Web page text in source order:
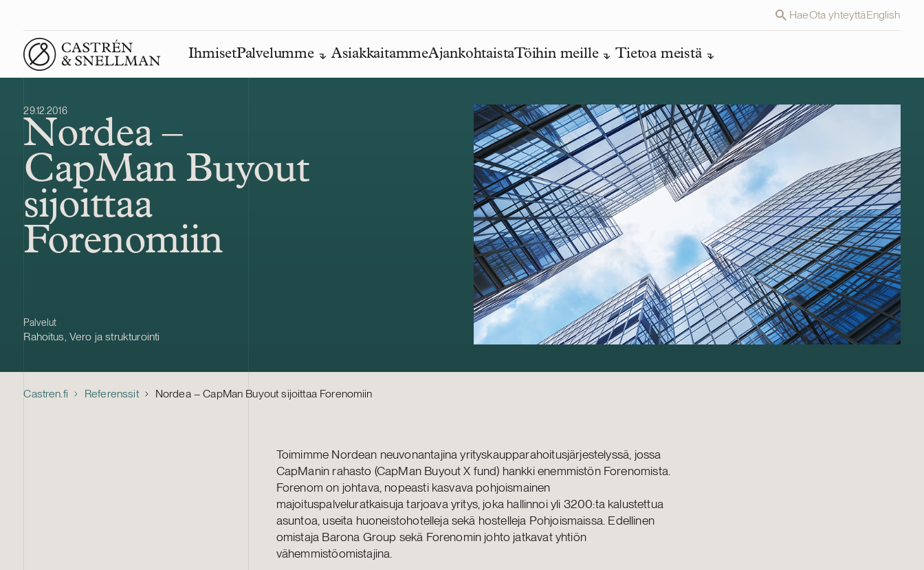
HaeOta yhteyttäEnglish
Front page
IhmisetPalvelumme AsiakkaitammeAjankohtaistaTöihin meille Tietoa meistä
29.12.2016
Nordea –
CapMan Buyout
sijoittaa
Forenomiin
Palvelut
Rahoitus, Vero ja strukturointi
Castren.fi Referenssit Nordea – CapMan Buyout sijoittaa Forenomiin
Toimimme Nordean neuvonantajina yrityskaupparahoitusjärjestelyssä, jossa
CapManin rahasto (CapMan Buyout X fund) hankki enemmistön Forenomista.
Forenom on johtava, nopeasti kasvava pohjoismainen
majoituspalveluratkaisuja tarjoava yritys, joka hallinnoi yli 3200:ta kalustettua
asuntoa, useita huoneistohotelleja sekä hostelleja Pohjoismaissa. Edellinen
omistaja Barona Group sekä Forenomin johto jatkavat yhtiön
vähemmistöomistajina.